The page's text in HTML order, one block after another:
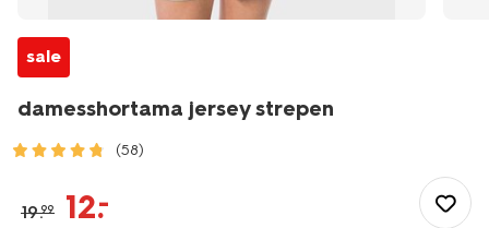
sale
damesshortama jersey strepen
(58)
jersey-
strepen-
19.99 12.–